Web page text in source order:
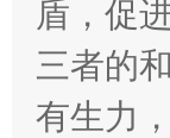
盾，促
三者的
有生力